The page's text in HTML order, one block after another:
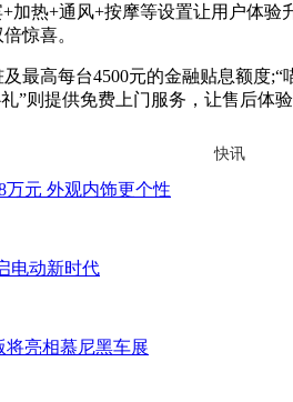
热+通风+按摩等设置让用户体
惊喜。
高每台4500元的金融贴息额度
”则提供免费上门服务，让售后体验
快讯
万元 外观内饰更个性
电动新时代
将亮相慕尼黑车展